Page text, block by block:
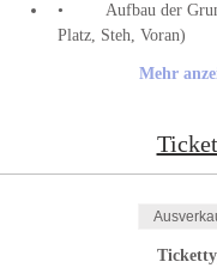
•	Aufbau der Grundübungen (Sitz,
Mehr